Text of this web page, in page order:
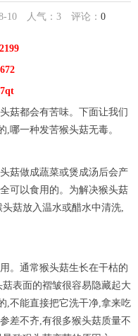
10 人气： 3 评论： 0
菇都会有苦味。下面让我们
哪一种发苦猴头菇无毒。
菇做成蔬菜或煲成汤后会产
可以食用的。为解决猴头菇
菇放入温水或醋水中清洗,
。通常猴头菇生长在干枯的
表面的褶皱很容易隐藏起大
,不能直接把它洗干净,拿来吃
差不齐,有很多猴头菇质量不